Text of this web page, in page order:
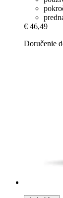
€ 46,49
Doručenie